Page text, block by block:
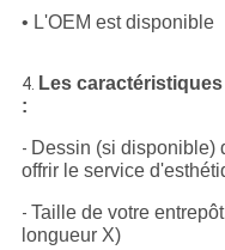
• L'OEM est disponible
4. Les
:
- Dessin (si disponible)
offrir le service
- Taille de votre
longueur X)